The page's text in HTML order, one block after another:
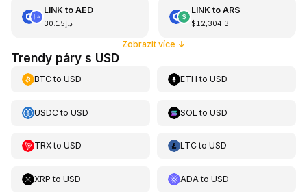
LINKto AED
د.إ30.15
LINKto ARS
$12,304.3
Zobrazit více ↓
Trendy páry s USD
BTCto USD ETH toUSD
USDCto USD SOL toUSD
TRXto USD LTCtoUSD
XRP to USD ADA toUSD